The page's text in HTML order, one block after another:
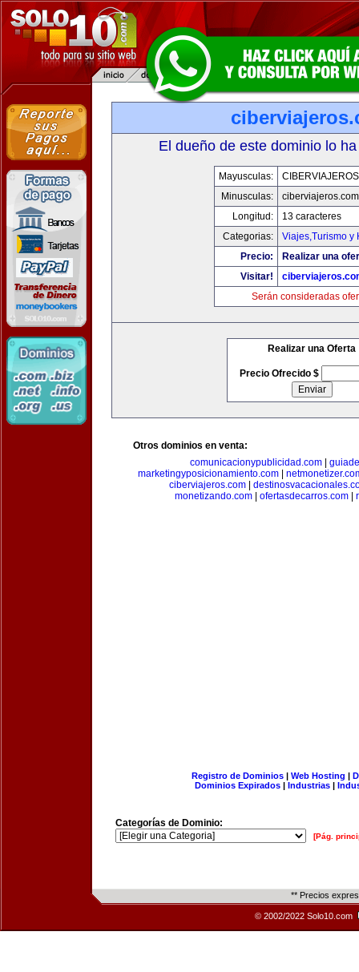
El dueño de este dominio lo
Mayusculas:
Minusculas:
ciberviajeros.com
Longitud:
13 caracteres
Categorias:
Viajes,Turismo y
Precio:
Realizar una
Visitar!
Serán consideradas
Realizar una Oferta
Precio Ofrecido $
Otros dominios en venta:
comunicacionypublicidad.com
marketingyposicionamiento.com|
ciberviajeros.com
monetizando.com| ofertasdecarros.com|
Registro de Dominios| Web Hosting |
Dominios Expirados | Industrias |
Categorías de Dominio:
[Pág.
** Precios
© 2002/2022 Solo10.com